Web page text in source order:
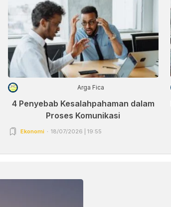
Arga Fica
4 Penyebab Kesalahpahaman dalam
Proses Komunikasi
Ekonomi 18/07/2026 | 19:55